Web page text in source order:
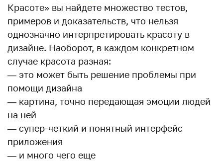
Красоте» вы найдете множество тестов,
примеров и доказательств, что нельзя
однозначно интерпретировать красоту в
дизайне. Наоборот, в каждом конкретном
случае красота разная:
— это может быть решение проблемы при
помощи дизайна
— картина, точно передающая эмоции людей
на ней
— супер-четкий и понятный интерфейс
приложения
— и много чего еще